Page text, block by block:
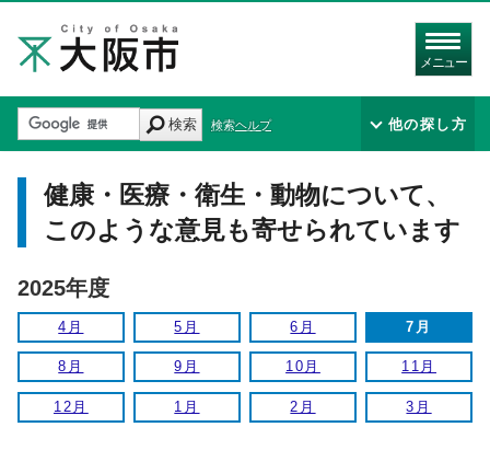
メニュー
検索 検索ヘルプ 他の探し方
健康・医療・衛生・動物について、
このような意見も寄せられています
2025年度
4月 5月 6月 7月
8月 9月 10月 11月
12月 1月 2月 3月